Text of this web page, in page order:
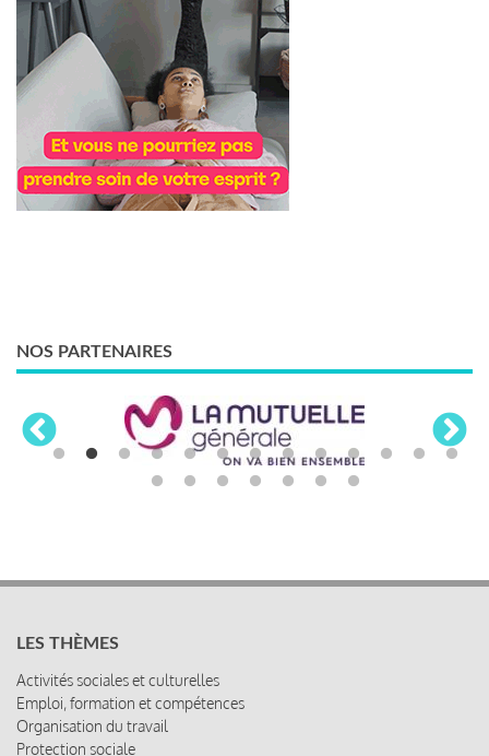
NOS PARTENAIRES
LES THÈMES
Activités sociales et culturelles
Emploi, formation et compétences
Organisation du travail
Protection sociale